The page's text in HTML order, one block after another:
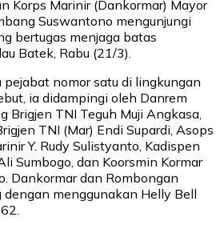
Korps Marinir (Dankormar) Mayor
Suswantono mengunjungi
bertugas menjaga batas
Batek, Rabu (21/3).
pejabat nomor satu di lingkungan
ia didampingi oleh Danrem
Brigjen TNI Teguh Muji Angkasa,
TNI (Mar) Endi Supardi, Asops
Y. Rudy Sulistyanto, Kadispen
Sumbogo, dan Koorsmin Kormar
Dankormar dan Rombongan
dengan menggunakan Helly Bell